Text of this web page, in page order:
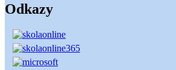
Odkazy